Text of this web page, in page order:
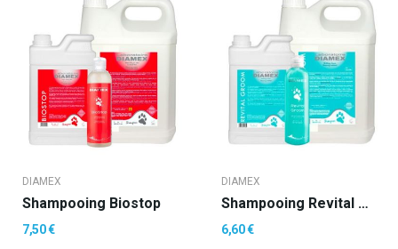
DIAMEX
Shampooing Biostop
7,50 €
DIAMEX
Shampooing Revital Groom
6,60 €